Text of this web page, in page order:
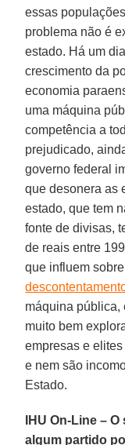
essas
problema não é
estado. Há um
crescimento da
economia
uma máquina
competência a
prejudicado,
governo federal
que desonera as
estado, que tem
fonte de divisas,
de reais entre
que influem
máquina pública,
muito bem
empresas e
e nem são
Estado.
IHU On-Line –
algum partido